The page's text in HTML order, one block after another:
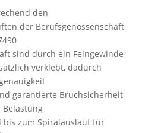
den
der Berufsgenossenschaft
sind durch ein Feingewinde
verklebt, dadurch
garantierte Bruchsicherheit
bis zum Spiralauslauf für